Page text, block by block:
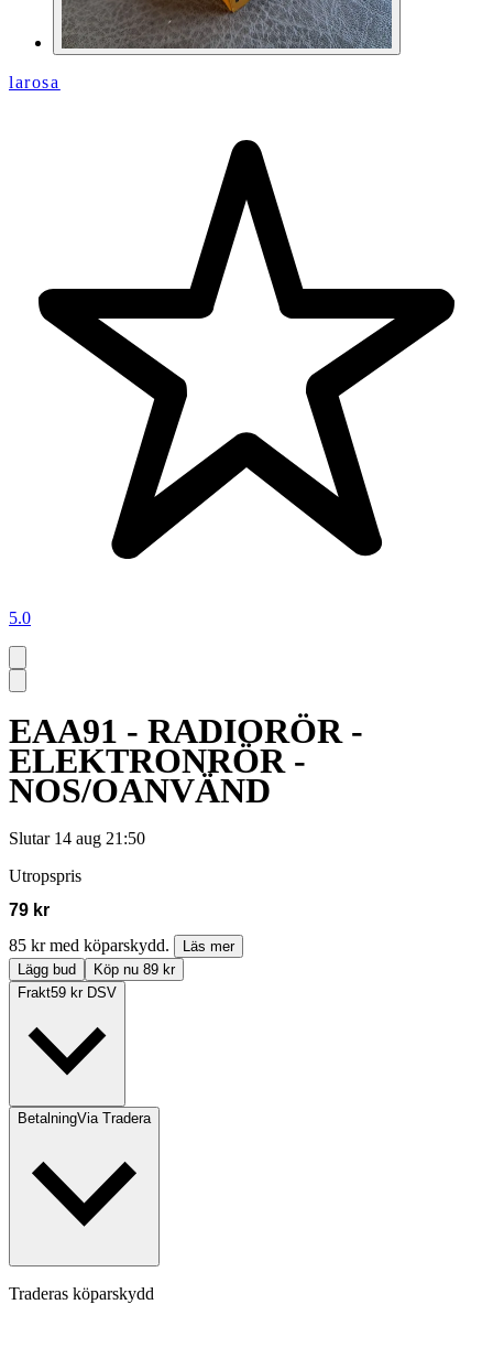
larosa
5.0
EAA91 - RADIORÖR -
ELEKTRONRÖR -
NOS/OANVÄND
Slutar 14 aug 21:50
Utropspris
79 kr
85 kr med köparskydd.
Läs mer
Lägg bud
Köp nu 89 kr
Frakt59 kr DSV
BetalningVia Tradera
Traderas köparskydd